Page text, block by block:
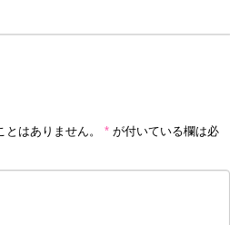
はありません。 * が付いている欄は必